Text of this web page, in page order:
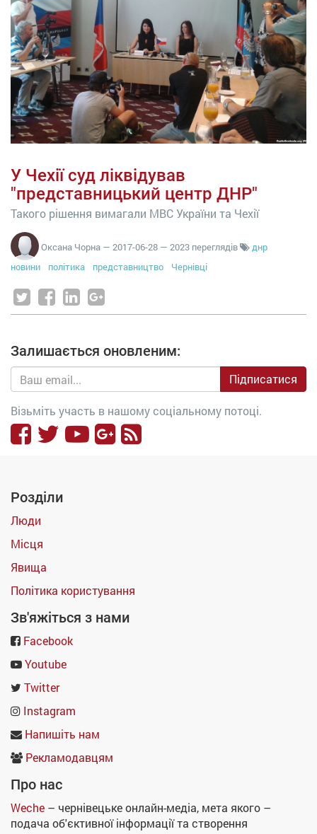
У Чехії суд ліквідував
"представницький центр ДНР"
Такого рішення вимагали МВС України та Чехії
Оксана Чорна — 2017-06-28 — 2023 переглядів
днр
новини
політика представництво Чернівці
Залишається оновленим:
Підписатися
Візьміть участь в нашому соціальному потоці.
Розділи
Люди
Місця
Явища
Політика користування
Зв'яжіться з нами
Facebook
Youtube
Twitter
Instagram
Напишіть нам
Рекламодавцям
Про нас
Weche – чернівецьке онлайн-медіа, мета якого –
подача об'єктивної інформації та створення